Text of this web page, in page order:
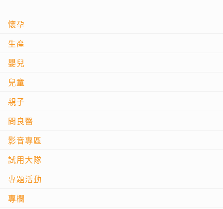
懷孕
生產
嬰兒
兒童
親子
問良醫
影音專區
試用大隊
專題活動
專欄